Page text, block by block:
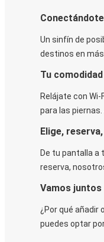
Un sinfín de
destinos en más
Tu
Relájate con
para las
Elige, reserva,
De tu pantalla a
reserva,
Vamos juntos
¿Por qué añadir
puedes optar